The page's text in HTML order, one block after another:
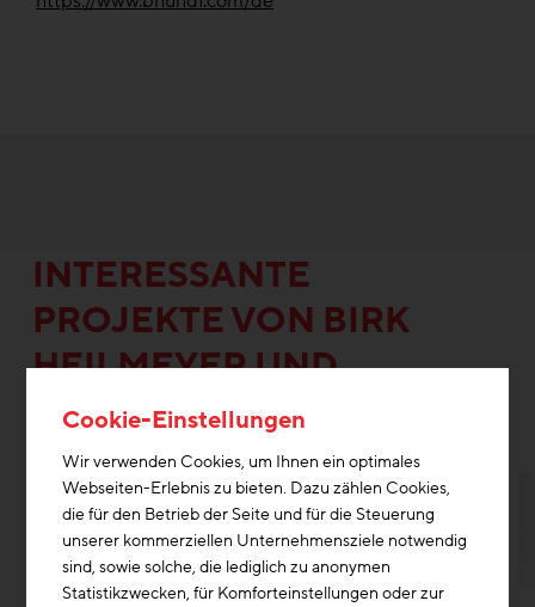
INTERESSANTE
PROJEKTE VON BIRK
HEILMEYER UND
FRENZEL ARCHITEKTEN
Cookie-Einstellungen
Wir verwenden Cookies, um Ihnen ein optimales
Webseiten-Erlebnis zu bieten. Dazu zählen Cookies,
die für den Betrieb der Seite und für die Steuerung
unserer kommerziellen Unternehmensziele notwendig
sind, sowie solche, die lediglich zu anonymen
Statistikzwecken, für Komforteinstellungen oder zur